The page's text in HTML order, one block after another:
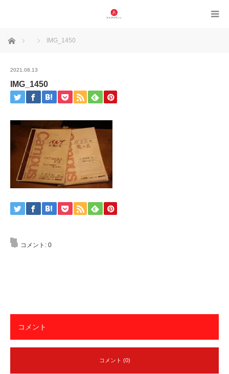
ホーム IMG_1450
2021.08.13
IMG_1450
コメント: 0
コメント
コメント (0)